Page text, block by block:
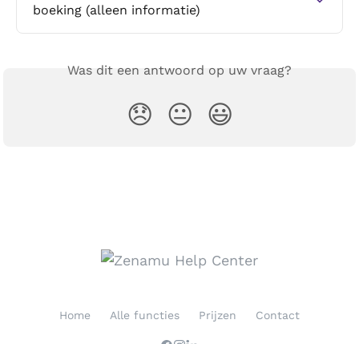
boeking (alleen informatie)
Was dit een antwoord op uw vraag?
😞 😐 😃
Home Alle functies Prijzen Contact